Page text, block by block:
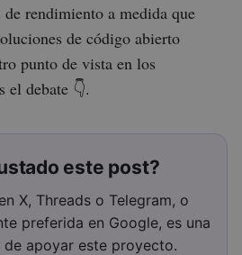
rendimiento a medida que
de código abierto
punto de vista en los
el debate 👇.
este post?
X, Threads o Telegram, o
preferida en Google, es una
apoyar este proyecto.